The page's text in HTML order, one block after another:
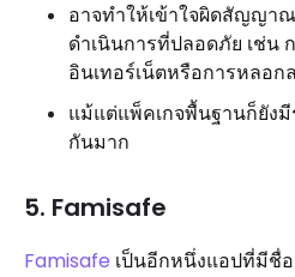
อาจทำให้เข้าใจผิดสัญญาณ
ดำเนินการที่ปลอดภัย เช่น
อินเทอร์เน็ตหรือการหลอก
แม้แต่แพ็คเกจพื้นฐานก็ยัง
กันมาก
5. Famisafe
Famisafe เป็นอีกหนึ่งแอปที่มีชื่